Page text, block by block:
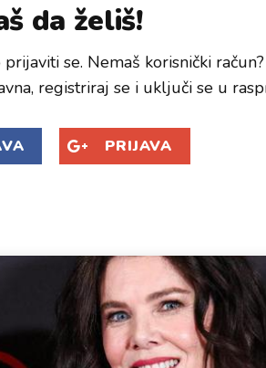
da želiš!
se. Nemaš korisnički račun?
registriraj se i uključi se u
PRIJAVA